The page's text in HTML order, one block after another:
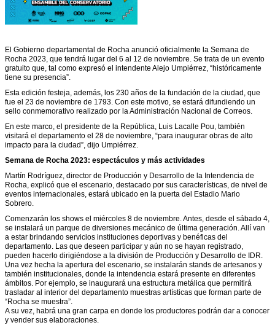
El Gobierno departamental de Rocha anunció oficialmente la Semana de
Rocha 2023, que tendrá lugar del 6 al 12 de noviembre. Se trata de un evento
gratuito que, tal como expresó el intendente Alejo Umpiérrez, “históricamente
tiene su presencia”.
Esta edición festeja, además, los 230 años de la fundación de la ciudad, que
fue el 23 de noviembre de 1793. Con este motivo, se estará difundiendo un
sello conmemorativo realizado por la Administración Nacional de Correos.
En este marco, el presidente de la República, Luis Lacalle Pou, también
visitará el departamento el 28 de noviembre, “para inaugurar obras de alto
impacto para la ciudad”, dijo Umpiérrez.
Semana de Rocha 2023: espectáculos y más actividades
Martín Rodríguez, director de Producción y Desarrollo de la Intendencia de
Rocha, explicó que el escenario, destacado por sus características, de nivel de
eventos internacionales, estará ubicado en la puerta del Estadio Mario
Sobrero.
Comenzarán los shows el miércoles 8 de noviembre. Antes, desde el sábado 4,
se instalará un parque de diversiones mecánico de última generación. Allí van
a estar brindando servicios instituciones deportivas y benéficas del
departamento. Las que deseen participar y aún no se hayan registrado,
pueden hacerlo dirigiéndose a la división de Producción y Desarrollo de IDR.
Una vez hecha la apertura del escenario, se instalarán stands de artesanos y
también institucionales, donde la intendencia estará presente en diferentes
ámbitos. Por ejemplo, se inaugurará una estructura metálica que permitirá
trasladar al interior del departamento muestras artísticas que forman parte de
“Rocha se muestra”.
A su vez, habrá una gran carpa en donde los productores podrán dar a conocer
y vender sus elaboraciones.